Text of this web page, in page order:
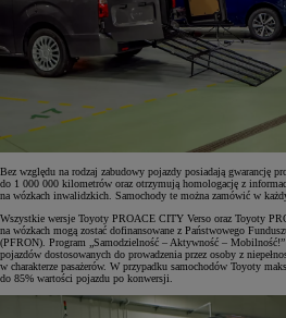
Bez względu na rodzaj zabudowy pojazdy posiadają gwarancję
do 1 000 000 kilometrów oraz otrzymują homologację z
na wózkach inwalidzkich. Samochody te można zamówić w
Wszystkie wersje Toyoty PROACE CITY Verso oraz Toyoty
na wózkach mogą zostać dofinansowane z Państwowego
(PFRON). Program „Samodzielność – Aktywność –
pojazdów dostosowanych do prowadzenia przez osoby z
w charakterze pasażerów. W przypadku samochodów Toyoty
do 85% wartości pojazdu po konwersji.